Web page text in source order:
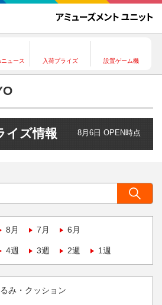
ュース 入荷プライズ 設置ゲーム機
イズ情報 8月6日 OPEN時点
8月 7月 6月
4週 3週 2週 1週
み・クッション